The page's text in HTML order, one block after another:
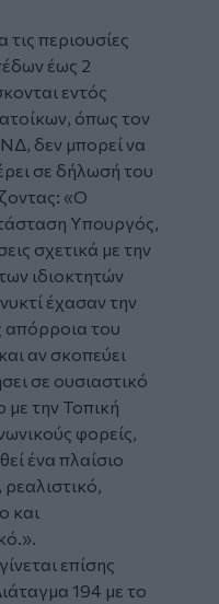
περιουσίες
έως 2
εντός
όπως τον
δεν μπορεί να
σε δήλωσή του
«Ο
Υπουργός,
σχετικά με την
ιδιοκτητών
έχασαν την
απόρροια του
αν σκοπεύει
σε ουσιαστικό
την Τοπική
φορείς,
ένα πλαίσιο
και
επίσης
194 με το